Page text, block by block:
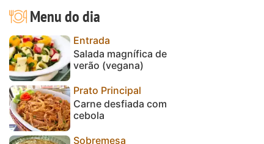
Menu do dia
Entrada
Salada magnífica de
verão (vegana)
Prato Principal
Carne desfiada com
cebola
Sobremesa